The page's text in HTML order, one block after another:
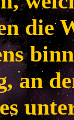
die
an